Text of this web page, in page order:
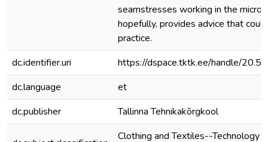
seamstresses working in the
hopefully, provides advice that
practice.
dc.identifier.uri
https://dspace.tktk.ee/handle/
dc.language
et
dc.publisher
Tallinna Tehnikakõrgkool
Clothing and Textiles--Technology